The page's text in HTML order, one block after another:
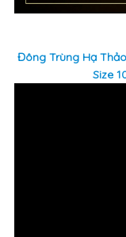
Đông Trùng Hạ
Size